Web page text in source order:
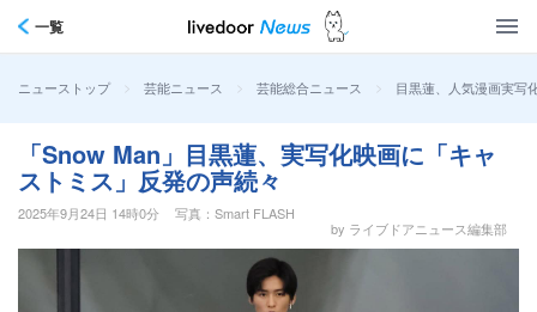
一覧
ニューストップ > 芸能ニュース > 芸能総合ニュース > 目黒蓮、人気漫画実写
「Snow Man」目黒蓮、実写化映画に「キャ
ストミス」反発の声続々
2025年9月24日 14時0分
写真：Smart FLASH
by ライブドアニュース編集部